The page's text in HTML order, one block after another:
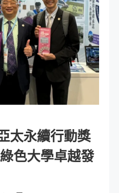
太永續行動獎
色大學卓越發